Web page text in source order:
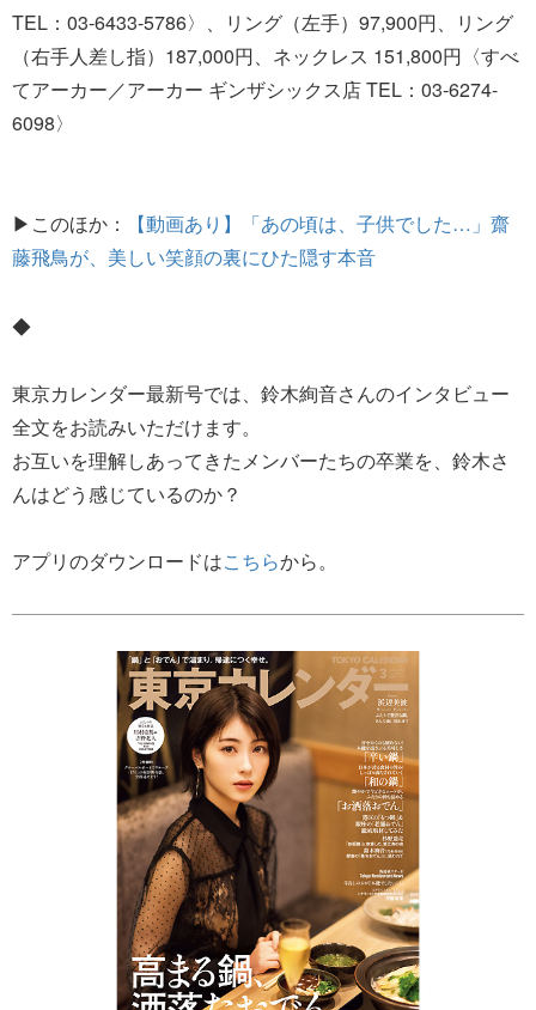
TEL：03-6433-5786〉、リング（左手）97,900円、リング
（右手人差し指）187,000円、ネックレス 151,800円〈すべ
てアーカー／アーカー ギンザシックス店 TEL：03-6274-
6098〉
▶このほか：
【動画あり】「あの頃は、子供でした…」齋
藤飛鳥が、美しい笑顔の裏にひた隠す本音
◆
東京カレンダー最新号では、鈴木絢音さんのインタビュー
全文をお読みいただけます。
お互いを理解しあってきたメンバーたちの卒業を、鈴木さ
んはどう感じているのか？
アプリのダウンロードはこちらから。